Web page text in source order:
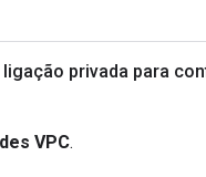
privada para
VPC.